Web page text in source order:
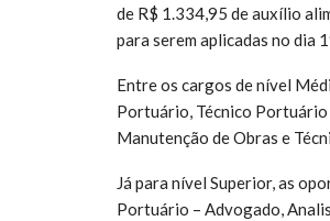
de R$ 1.334,95 de auxílio
para serem aplicadas no dia
Entre os cargos de nível
Portuário, Técnico Portuário
Manutenção de Obras e
Já para nível Superior, as
Portuário – Advogado,